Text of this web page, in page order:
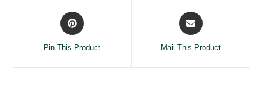
Opens
in
Pin This Product
Opens
in
Mail This Product